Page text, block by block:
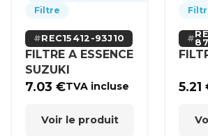
Filtre
REC15412-93J10
FILTRE A ESSENCE
SUZUKI
7.03€TVA incluse
Voir le produit
5.21